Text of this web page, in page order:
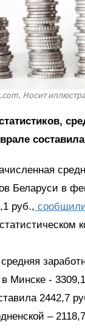
Носит
Беларуси в
руб.,
Минске -
2442,7
–